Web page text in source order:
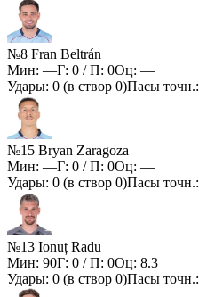
№8 Fran Beltrán
Мин: —Г: 0 / П: 0Оц: —
Удары: 0 (в створ 0)Пасы точн.:
№15 Bryan Zaragoza
Мин: —Г: 0 / П: 0Оц: —
Удары: 0 (в створ 0)Пасы точн.:
№13 Ionuț Radu
Мин: 90Г: 0 / П: 0Оц: 8.3
Удары: 0 (в створ 0)Пасы точн.: